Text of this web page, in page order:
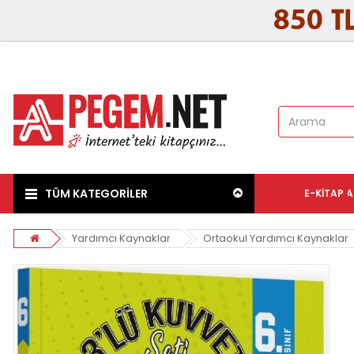
TÜM KATEGORİLER E-KITAP
Yardımcı Kaynaklar Ortaokul Yardımcı Kaynaklar